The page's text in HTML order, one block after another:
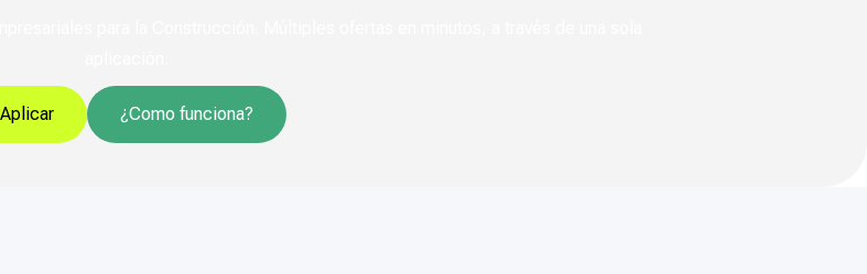
Aplicar ¿Como funciona?